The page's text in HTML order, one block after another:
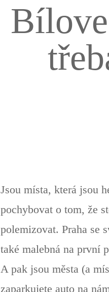
Jsou místa, která jsou
pochybovat o tom, že
polemizovat. Praha se
také malebná na první
A pak jsou města (a
zaparkujete auto na